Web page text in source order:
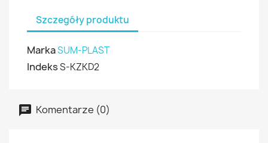
Szczegóły produktu
MarkaSUM-PLAST
IndeksS-KZKD2
Komentarze (0)